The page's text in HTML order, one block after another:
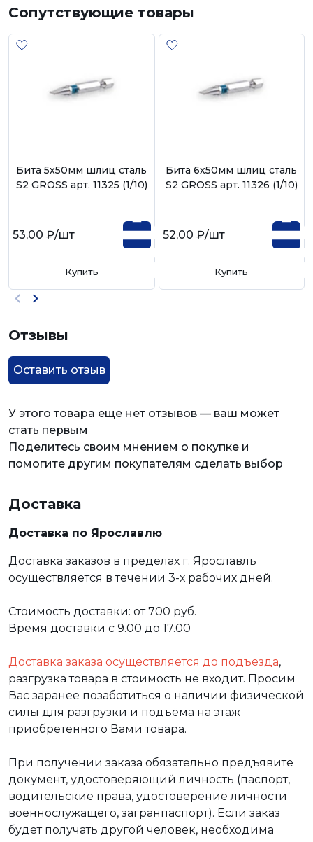
Сопутствующие товары
Бита 5х50мм шлиц сталь
S2 GROSS арт. 11325 (1/10)
53,00 ₽/шт
Купить
Бита 6х50мм шлиц сталь
S2 GROSS арт. 11326 (1/10)
52,00 ₽/шт
Купить
Отзывы
Оставить отзыв
У этого товара еще нет отзывов — ваш может
стать первым
Поделитесь своим мнением о покупке и
помогите другим покупателям сделать выбор
Доставка
Доставка по Ярославлю
Доставка заказов в пределах г. Ярославль
осуществляется в течении 3-х рабочих дней.
Стоимость доставки: от 700 руб.
Время доставки с 9.00 до 17.00
Доставка заказа осуществляется до подъезда,
разгрузка товара в стоимость не входит. Просим
Вас заранее позаботиться о наличии физической
силы для разгрузки и подъёма на этаж
приобретенного Вами товара.
При получении заказа обязательно предъявите
документ, удостоверяющий личность (паспорт,
водительские права, удостоверение личности
военнослужащего, загранпаспорт). Если заказ
будет получать другой человек, необходима